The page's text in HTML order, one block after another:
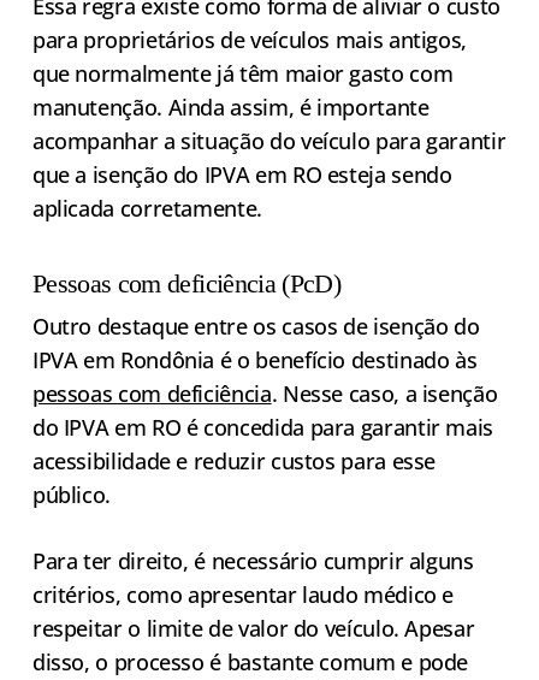
Essa regra existe como forma de aliviar o custo
para proprietários de veículos mais antigos,
que normalmente já têm maior gasto com
manutenção. Ainda assim, é importante
acompanhar a situação do veículo para garantir
que a isenção do IPVA em RO esteja sendo
aplicada corretamente.
Pessoas com deficiência (PcD)
Outro destaque entre os casos de isenção do
IPVA em Rondônia é o benefício destinado às
pessoas com deficiência. Nesse caso, a isenção
do IPVA em RO é concedida para garantir mais
acessibilidade e reduzir custos para esse
público.
Para ter direito, é necessário cumprir alguns
critérios, como apresentar laudo médico e
respeitar o limite de valor do veículo. Apesar
disso, o processo é bastante comum e pode